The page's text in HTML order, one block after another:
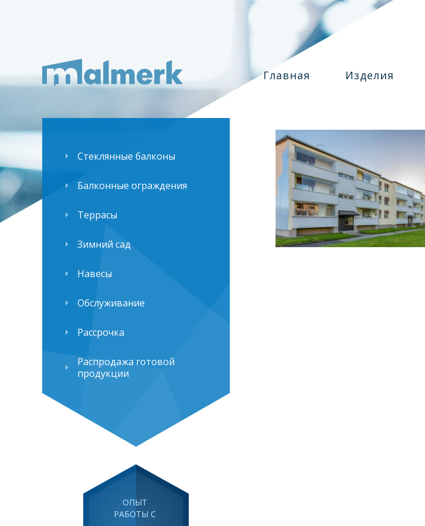
Главная Изделия
Стеклянные балконы
Балконные ограждения
Террасы
Зимний сад
Навесы
Обслуживание
Рассрочка
Распродажа готовой
продукции
ОПЫТ
РАБОТЫ С